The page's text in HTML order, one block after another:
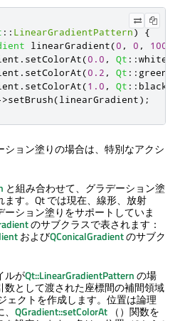
:: LinearGradientPattern)
{
linearGradient(0 , 0 , 100
. setColorAt(0.0 , Qt ::white
. setColorAt(0.2 , Qt :: green
. setColorAt(1.0 , Qt :: black
>setBrush(linearGradient);
ョン塗りの場合は、特別なアクシ
と組み合わせて、グラデーション塗
ます。Qt では現在、線形、放射
ション塗りをサポートしていま
のサブクラスで表されます：
およびQConicalGradientのサブク
ルがQt::LinearGradientPatternの場
として渡された座標間の補間領域
ェクトを作成します。位置は論理
QGradient::setColorAt （）関数を